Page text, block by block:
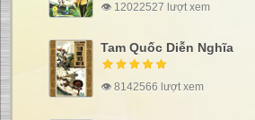
👁 12022527 lượt xem
Tam Quốc Diễn Nghĩa
👁 8142566 lượt xem